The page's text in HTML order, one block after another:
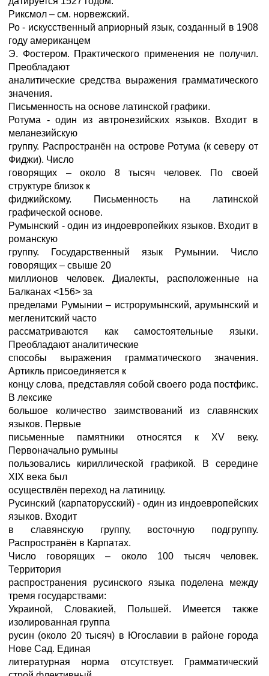
Риксмол – см. норвежский.
Ро - искусственный априорный язык, созданный в 1908
году американцем
Э. Фостером. Практического применения не получил.
Преобладают
аналитические средства выражения грамматического
значения.
Письменность на основе латинской графики.
Ротума - один из автронезийских языков. Входит в
меланезийскую
группу. Распространён на острове Ротума (к северу от
Фиджи). Число
говорящих – около 8 тысяч человек. По своей
структуре близок к
фиджийскому. Письменность на латинской
графической основе.
Румынский - один из индоевропейких языков. Входит в
романскую
группу. Государственный язык Румынии. Число
говорящих – свыше 20
миллионов человек. Диалекты, расположенные на
Балканах <156> за
пределами Румынии – истрорумынский, арумынский и
мегленитский часто
рассматриваются как самостоятельные языки.
Преобладают аналитические
способы выражения грамматического значения.
Артикль присоединяется к
концу слова, представляя собой своего рода постфикс.
В лексике
большое количество заимствований из славянских
языков. Первые
письменные памятники относятся к XV веку.
Первоначально румыны
пользовались кириллической графикой. В середине
XIX века был
осуществлён переход на латиницу.
Русинский (карпаторусский) - один из индоевропейских
языков. Входит
в славянскую группу, восточную подгруппу.
Распространён в Карпатах.
Число говорящих – около 100 тысяч человек.
Территория
распространения русинского языка поделена между
тремя государствами:
Украиной, Словакией, Польшей. Имеется также
изолированная группа
русин (около 20 тысяч) в Югославии в районе города
Нове Сад. Единая
литературная норма отсутствует. Грамматический